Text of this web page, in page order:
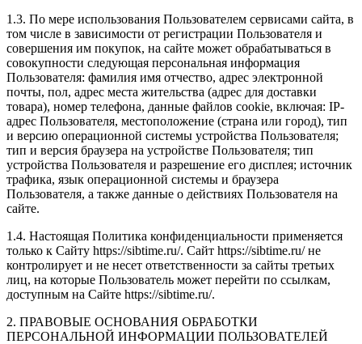
1.3. По мере использования Пользователем сервисами сайта, в
том числе в зависимости от регистрации Пользователя и
совершения им покупок, на сайте может обрабатываться в
совокупности следующая персональная информация
Пользователя: фамилия имя отчество, адрес электронной
почты, пол, адрес места жительства (адрес для доставки
товара), номер телефона, данные файлов cookie, включая: IP-
адрес Пользователя, местоположение (страна или город), тип
и версию операционной системы устройства Пользователя;
тип и версия браузера на устройстве Пользователя; тип
устройства Пользователя и разрешение его дисплея; источник
трафика, язык операционной системы и браузера
Пользователя, а также данные о действиях Пользователя на
сайте.
1.4. Настоящая Политика конфиденциальности применяется
только к Сайту https://sibtime.ru/. Сайт https://sibtime.ru/ не
контролирует и не несет ответственности за сайты третьих
лиц, на которые Пользователь может перейти по ссылкам,
доступным на Сайте https://sibtime.ru/.
2. ПРАВОВЫЕ ОСНОВАНИЯ ОБРАБОТКИ
ПЕРСОНАЛЬНОЙ ИНФОРМАЦИИ ПОЛЬЗОВАТЕЛЕЙ